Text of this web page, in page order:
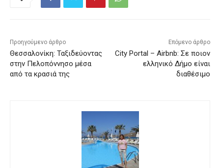
Προηγούμενο άρθρο
Θεσσαλονίκη: Ταξιδεύοντας
στην Πελοπόννησο μέσα
από τα κρασιά της
Επόμενο άρθρο
City Portal – Airbnb: Σε ποιον
ελληνικό Δήμο είναι
διαθέσιμο